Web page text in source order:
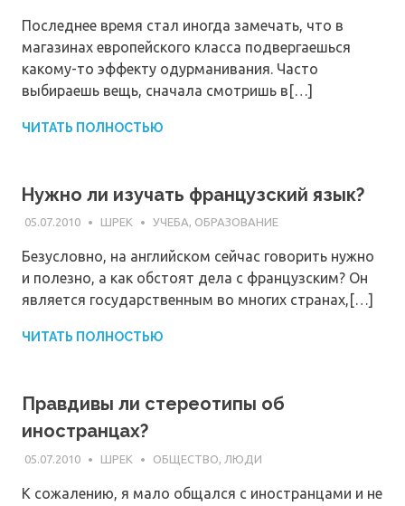
Последнее время стал иногда замечать, что в
магазинах европейского класса подвергаешься
какому-то эффекту одурманивания. Часто
выбираешь вещь, сначала смотришь в[…]
ЧИТАТЬ ПОЛНОСТЬЮ
Нужно ли изучать французский язык?
05.07.2010 ШРЕК УЧЕБА, ОБРАЗОВАНИЕ
Безусловно, на английском сейчас говорить нужно
и полезно, а как обстоят дела с французским? Он
является государственным во многих странах,[…]
ЧИТАТЬ ПОЛНОСТЬЮ
Правдивы ли стереотипы об
иностранцах?
05.07.2010 ШРЕК ОБЩЕСТВО, ЛЮДИ
К сожалению, я мало общался с иностранцами и не